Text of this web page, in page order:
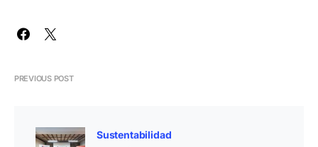
PREVIOUS POST
Sustentabilidad